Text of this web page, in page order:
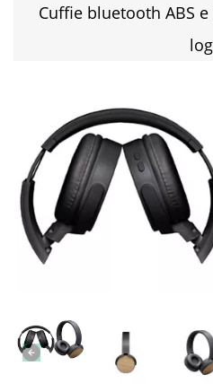
Cuffie bluetooth ABS